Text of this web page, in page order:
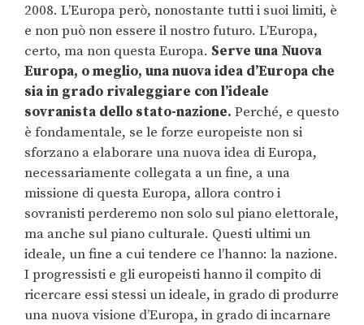
2008. L’Europa però, nonostante tutti i suoi limiti, è
e non può non essere il nostro futuro. L’Europa,
certo, ma non questa Europa. Serve una Nuova
Europa, o meglio, una nuova idea d’Europa che
sia in grado rivaleggiare con l’ideale
sovranista dello stato-nazione. Perché, e questo
è fondamentale, se le forze europeiste non si
sforzano a elaborare una nuova idea di Europa,
necessariamente collegata a un fine, a una
missione di questa Europa, allora contro i
sovranisti perderemo non solo sul piano elettorale,
ma anche sul piano culturale. Questi ultimi un
ideale, un fine a cui tendere ce l’hanno: la nazione.
I progressisti e gli europeisti hanno il compito di
ricercare essi stessi un ideale, in grado di produrre
una nuova visione d’Europa, in grado di incarnare